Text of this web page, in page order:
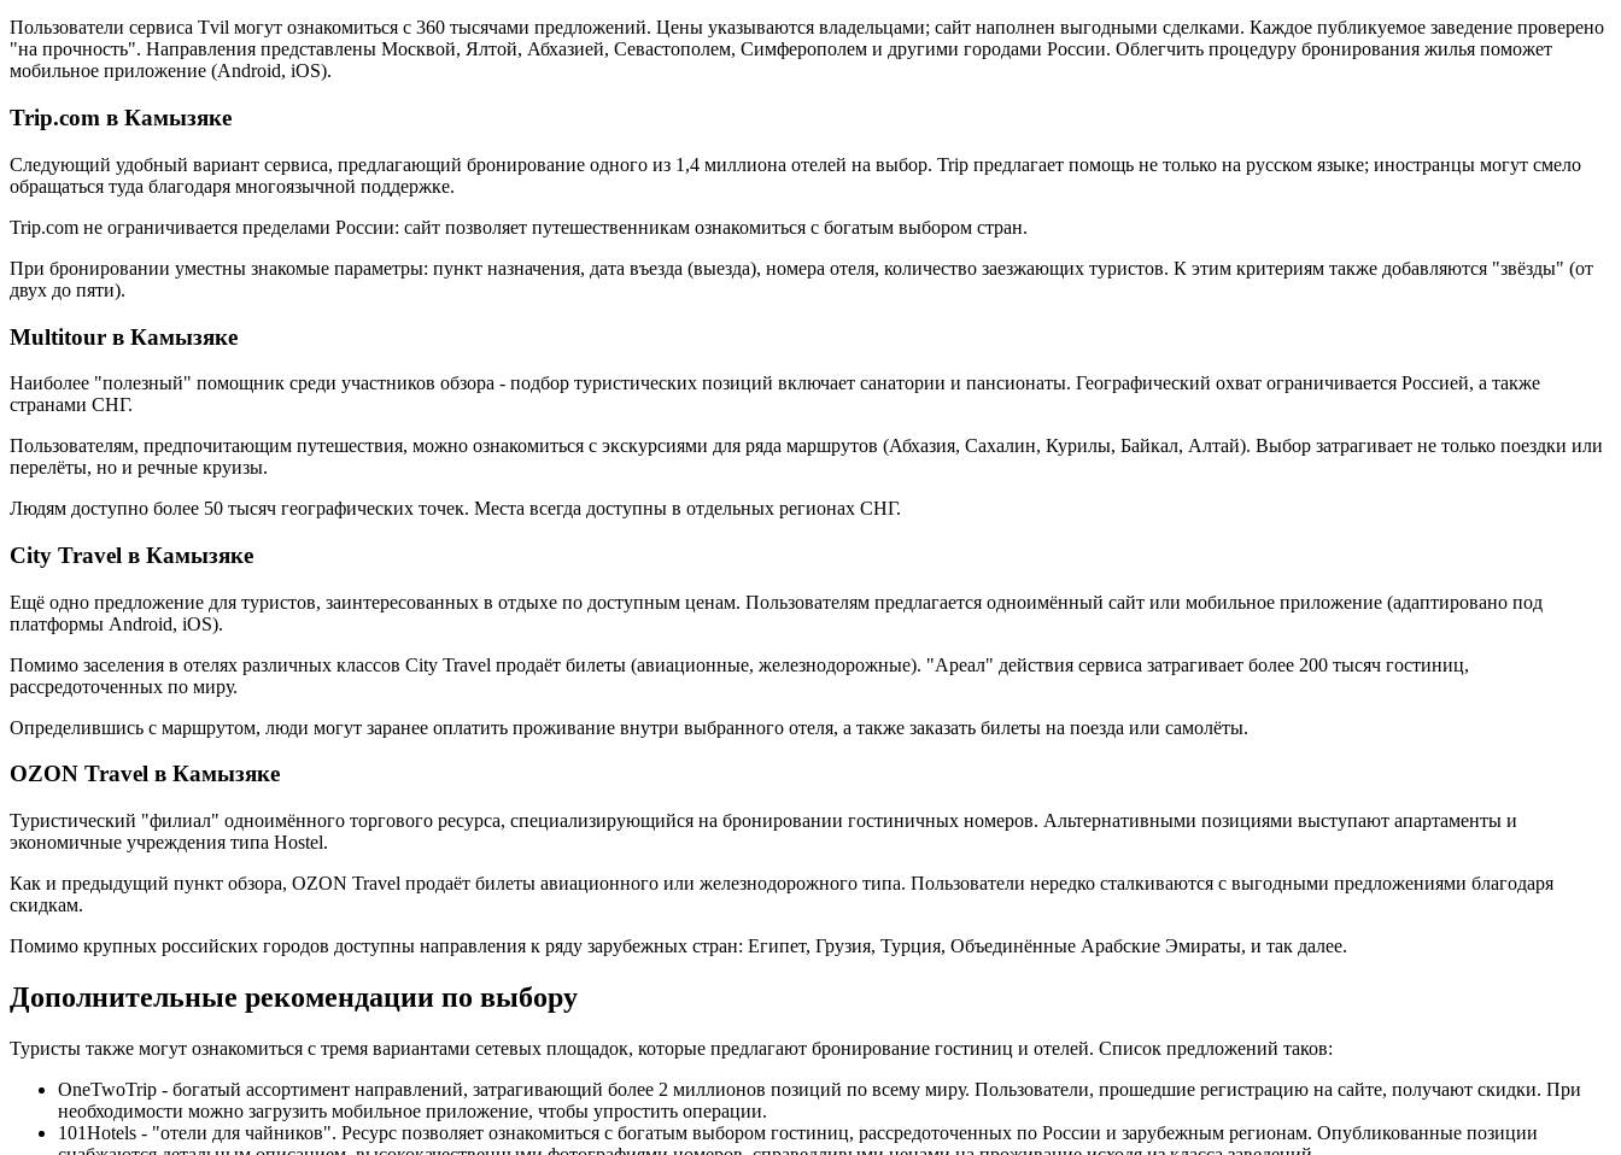
Пользователи сервиса Tvil могут ознакомиться с 360 тысячами предложений. Цены указываются владельцами; сайт наполнен выгодными сделками. Каждое публикуемое заведение проверено
"на прочность". Направления представлены Москвой, Ялтой, Абхазией, Севастополем, Симферополем и другими городами России. Облегчить процедуру бронирования жилья поможет
мобильное приложение (Android, iOS).
Trip.com в Камызяке
Следующий удобный вариант сервиса, предлагающий бронирование одного из 1,4 миллиона отелей на выбор. Trip предлагает помощь не только на русском языке; иностранцы могут смело
обращаться туда благодаря многоязычной поддержке.
Trip.com не ограничивается пределами России: сайт позволяет путешественникам ознакомиться с богатым выбором стран.
При бронировании уместны знакомые параметры: пункт назначения, дата въезда (выезда), номера отеля, количество заезжающих туристов. К этим критериям также добавляются "звёзды" (от
двух до пяти).
Multitour в Камызяке
Наиболее "полезный" помощник среди участников обзора - подбор туристических позиций включает санатории и пансионаты. Географический охват ограничивается Россией, а также
странами СНГ.
Пользователям, предпочитающим путешествия, можно ознакомиться с экскурсиями для ряда маршрутов (Абхазия, Сахалин, Курилы, Байкал, Алтай). Выбор затрагивает не только поездки или
перелёты, но и речные круизы.
Людям доступно более 50 тысяч географических точек. Места всегда доступны в отдельных регионах СНГ.
City Travel в Камызяке
Ещё одно предложение для туристов, заинтересованных в отдыхе по доступным ценам. Пользователям предлагается одноимённый сайт или мобильное приложение (адаптировано под
платформы Android, iOS).
Помимо заселения в отелях различных классов City Travel продаёт билеты (авиационные, железнодорожные). "Ареал" действия сервиса затрагивает более 200 тысяч гостиниц,
рассредоточенных по миру.
Определившись с маршрутом, люди могут заранее оплатить проживание внутри выбранного отеля, а также заказать билеты на поезда или самолёты.
OZON Travel в Камызяке
Туристический "филиал" одноимённого торгового ресурса, специализирующийся на бронировании гостиничных номеров. Альтернативными позициями выступают апартаменты и
экономичные учреждения типа Hostel.
Как и предыдущий пункт обзора, OZON Travel продаёт билеты авиационного или железнодорожного типа. Пользователи нередко сталкиваются с выгодными предложениями благодаря
скидкам.
Помимо крупных российских городов доступны направления к ряду зарубежных стран: Египет, Грузия, Турция, Объединённые Арабские Эмираты, и так далее.
Дополнительные рекомендации по выбору
Туристы также могут ознакомиться с тремя вариантами сетевых площадок, которые предлагают бронирование гостиниц и отелей. Список предложений таков:
OneTwoTrip - богатый ассортимент направлений, затрагивающий более 2 миллионов позиций по всему миру. Пользователи, прошедшие регистрацию на сайте, получают скидки. При
необходимости можно загрузить мобильное приложение, чтобы упростить операции.
101Hotels - "отели для чайников". Ресурс позволяет ознакомиться с богатым выбором гостиниц, рассредоточенных по России и зарубежным регионам. Опубликованные позиции